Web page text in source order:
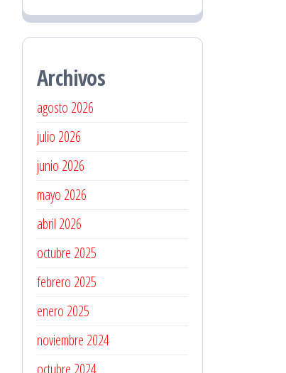
Archivos
agosto 2026
julio 2026
junio 2026
mayo 2026
abril 2026
octubre 2025
febrero 2025
enero 2025
noviembre 2024
octubre 2024